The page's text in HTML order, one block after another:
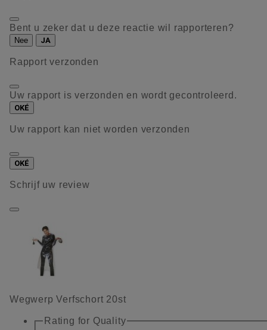
Bent u zeker dat u deze reactie wil rapporteren?
Nee JA
Rapport verzonden
Uw rapport is verzonden en wordt gecontroleerd.
OKÉ
Uw rapport kan niet worden verzonden
OKÉ
Schrijf uw review
Wegwerp Verfschort 20st
Rating for Quality